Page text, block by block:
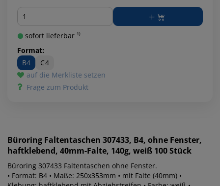
Menge
sofort lieferbar ¹⁾
Format:
B4
C4
auf die Merkliste setzen
Frage zum Produkt
Büroring Faltentaschen 307433, B4, ohne Fenster,
haftklebend, 40mm-Falte, 140g, weiß 100 Stück
Büroring 307433 Faltentaschen ohne Fenster.
• Format: B4 • Maße: 250x353mm • mit Falte (40mm) •